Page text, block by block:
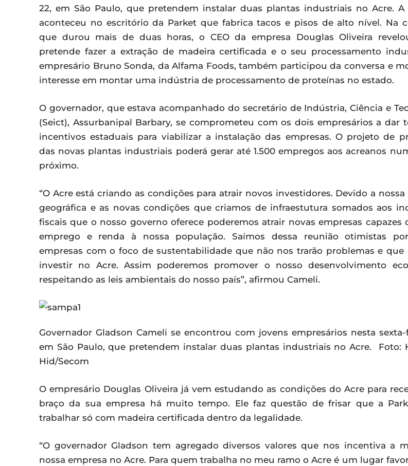
22, em São Paulo, que pretendem instalar duas plantas industriais no Acre. A
aconteceu no escritório da Parket que fabrica tacos e pisos de alto nível. Na
que durou mais de duas horas, o CEO da empresa Douglas Oliveira
pretende fazer a extração de madeira certificada e o seu processamento
empresário Bruno Sonda, da Alfama Foods, também participou da conversa e
interesse em montar uma indústria de processamento de proteínas no estado.
O governador, que estava acompanhado do secretário de Indústria, Ciência e
(Seict), Assurbanipal Barbary, se comprometeu com os dois empresários a dar
incentivos estaduais para viabilizar a instalação das empresas. O projeto de
das novas plantas industriais poderá gerar até 1.500 empregos aos acreanos
próximo.
“O Acre está criando as condições para atrair novos investidores. Devido a nossa
geográfica e as novas condições que criamos de infraestutura somados aos
fiscais que o nosso governo oferece poderemos atrair novas empresas capazes
emprego e renda à nossa população. Saímos dessa reunião otimistas
empresas com o foco de sustentabilidade que não nos trarão problemas e que
investir no Acre. Assim poderemos promover o nosso desenvolvimento
respeitando as leis ambientais do nosso país”, afirmou Cameli.
Governador Gladson Cameli se encontrou com jovens empresários nesta sexta-
em São Paulo, que pretendem instalar duas plantas industriais no Acre. Foto:
Hid/Secom
O empresário Douglas Oliveira já vem estudando as condições do Acre para
braço da sua empresa há muito tempo. Ele faz questão de frisar que a
trabalhar só com madeira certificada dentro da legalidade.
“O governador Gladson tem agregado diversos valores que nos incentiva a
nossa empresa no Acre. Para quem trabalha no meu ramo o Acre é um lugar